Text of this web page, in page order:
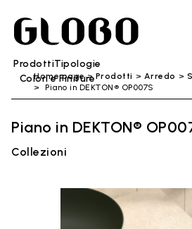
ProdottiTipologie
Colori e Finiture
Home page Prodotti Arredo
Piano in DEKTON® OP007S
Piano in DEKTON®
Collezioni